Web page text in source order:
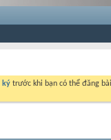
ký trước khi bạn có thể đăng